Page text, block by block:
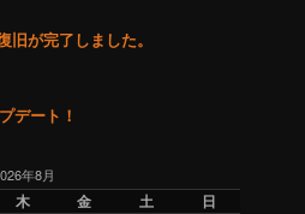
が完了しました。
デート！
年8月
木 金 土 日